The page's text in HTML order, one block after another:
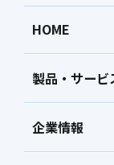
HOME
製品・サービ
企業情報